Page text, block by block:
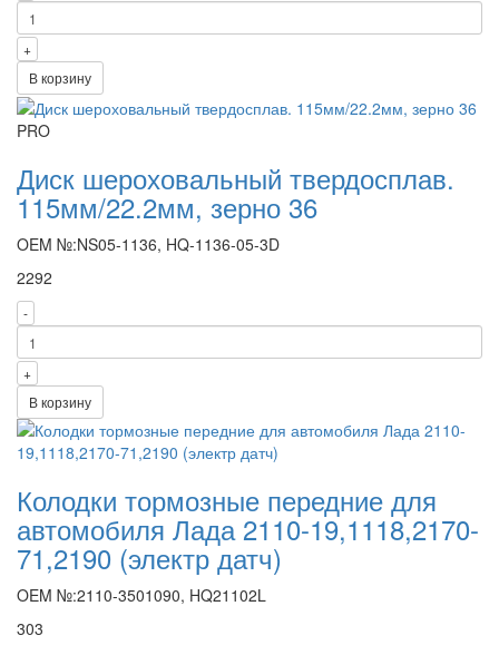
+
В корзину
PRO
Диск шероховальный твердосплав.
115мм/22.2мм, зерно 36
OEM №:NS05-1136, HQ-1136-05-3D
2292
-
+
В корзину
Колодки тормозные передние для
автомобиля Лада 2110-19,1118,2170-
71,2190 (электр датч)
OEM №:2110-3501090, HQ21102L
303